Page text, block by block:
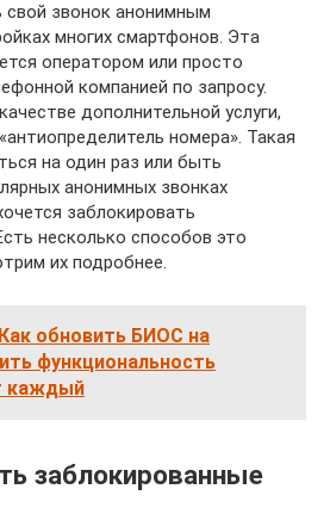
звонок анонимным
многих смартфонов. Эта
оператором или просто
компанией по запросу.
дополнительной услуги,
номера». Такая
на один раз или быть
анонимных звонках
заблокировать
несколько способов это
их подробнее.
Как обновить БИОС на
функциональность
каждый
заблокированные